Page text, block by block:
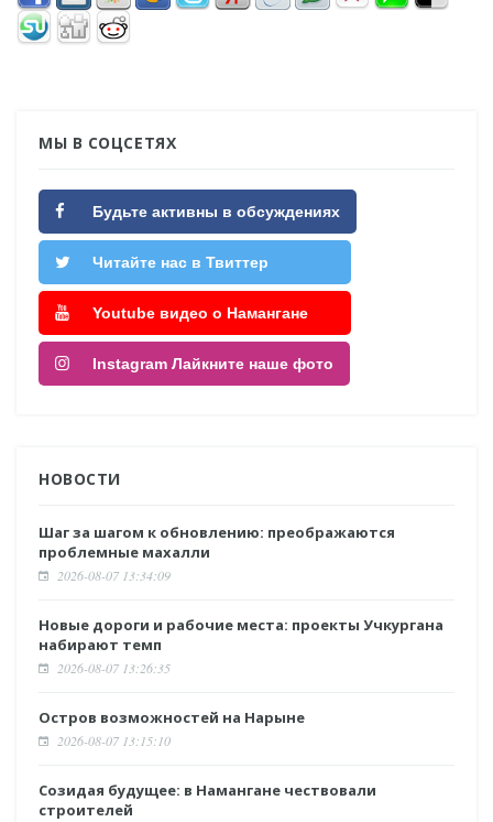
МЫ В СОЦСЕТЯХ
Будьте активны в обсуждениях
Читайте нас в Твиттер
Youtube видео о Намангане
Instagram Лайкните наше фото
НОВОСТИ
Шаг за шагом к обновлению: преображаются
проблемные махалли
2026-08-07 13:34:09
Новые дороги и рабочие места: проекты Учкургана
набирают темп
2026-08-07 13:26:35
Остров возможностей на Нарыне
2026-08-07 13:15:10
Созидая будущее: в Намангане чествовали
строителей